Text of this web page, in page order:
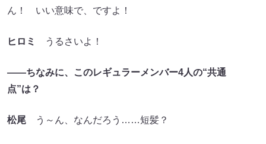
ん！ いい意味で、ですよ！
ヒロミ うるさいよ！
――ちなみに、このレギュラーメンバー4人の“共通
点”は？
松尾 う～ん、なんだろう……短髪？